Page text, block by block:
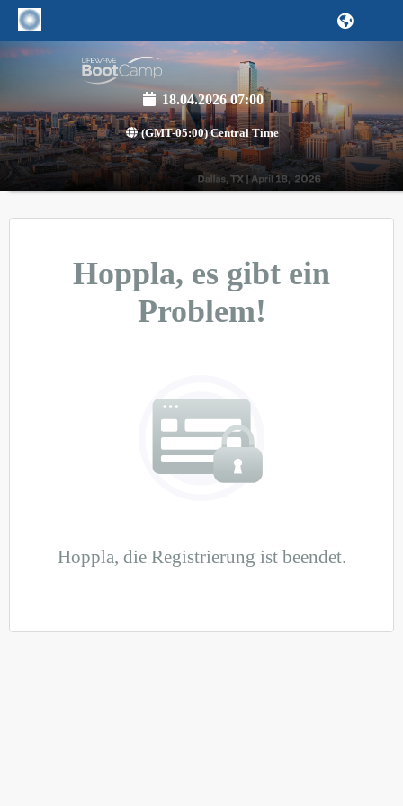
18.04.2026 07:00
(GMT-05:00) Central Time
Hoppla, es gibt ein
Problem!
Hoppla, die Registrierung ist beendet.